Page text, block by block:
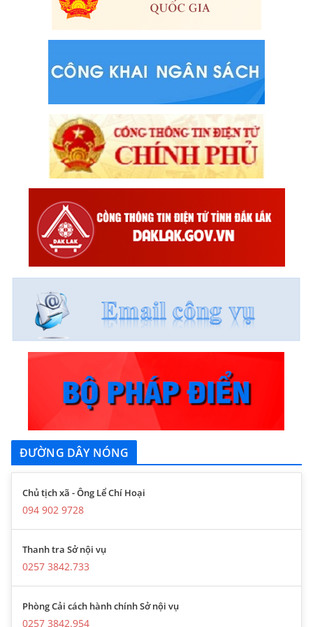
ĐƯỜNG DÂY NÓNG
Chủ tịch xã - Ông Lể Chí Hoại
094 902 9728
Thanh tra Sở nội vụ
0257 3842.733
Phòng Cải cách hành chính Sở nội vụ
0257 3842.954